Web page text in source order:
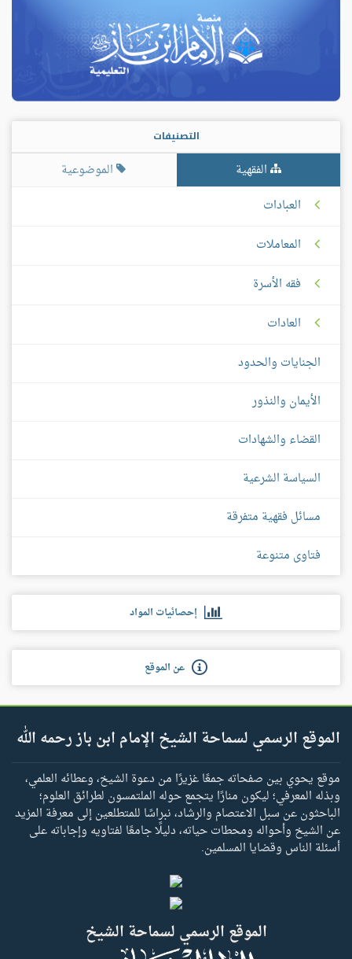
التصنيفات
الفقهية
الموضوعية
العبادات
المعاملات
فقه الأسرة
العادات
الجنايات والحدود
الأيمان والنذور
القضاء والشهادات
السياسة الشرعية
مسائل فقهية متفرقة
فتاوى متنوعة
إحصائيات المواد
عن الموقع
الموقع الرسمي لسماحة الشيخ الإمام ابن باز رحمه الله
موقع يحوي بين صفحاته جمعًا غزيرًا من دعوة الشيخ، وعطائه العلمي،
وبذله المعرفي؛ ليكون منارًا يتجمع حوله الملتمسون لطرائق العلوم؛
الباحثون عن سبل الاعتصام والرشاد، نبراسًا للمتطلعين إلى معرفة المزيد
عن الشيخ وأحواله ومحطات حياته، دليلًا جامعًا لفتاويه وإجاباته على
أسئلة الناس وقضايا المسلمين.
الموقع الرسمي لسماحة الشيخ